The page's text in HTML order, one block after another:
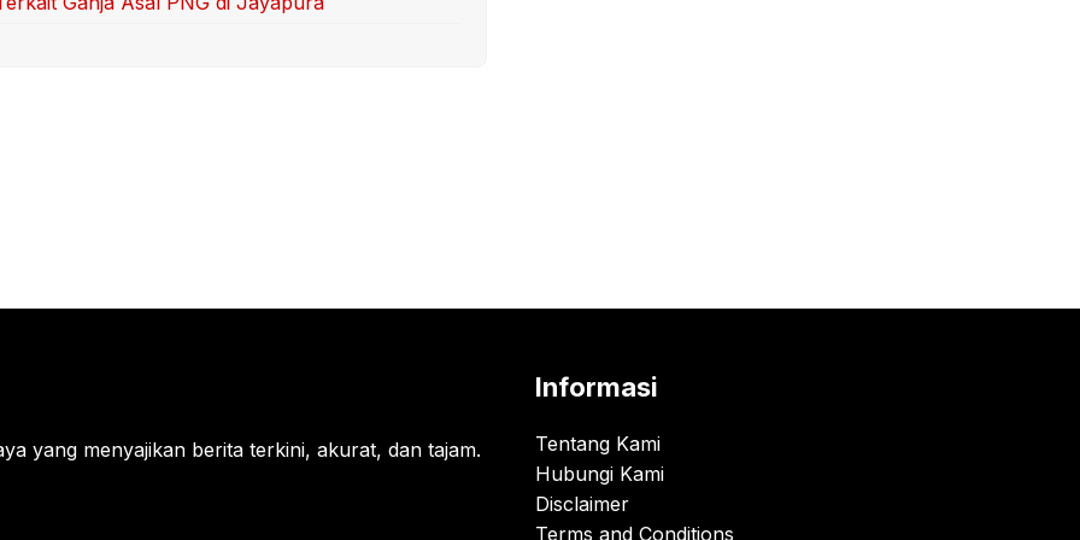
yang menyajikan berita terkini, akurat, dan tajam.
Informasi
Tentang Kami
Hubungi Kami
Disclaimer
Terms and Conditions